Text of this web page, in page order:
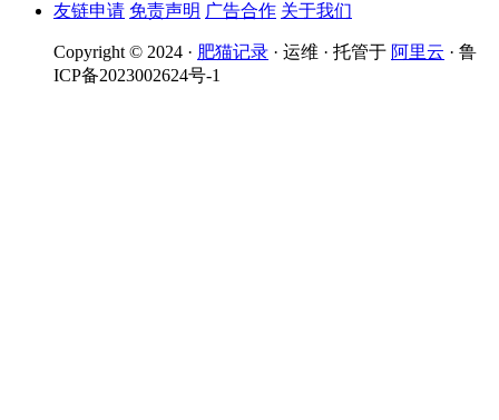
友链申请 免责声明 广告合作 关于我们
Copyright © 2024 · 肥猫记录 · 运维 · 托管于 阿里云 · 鲁
ICP备2023002624号-1